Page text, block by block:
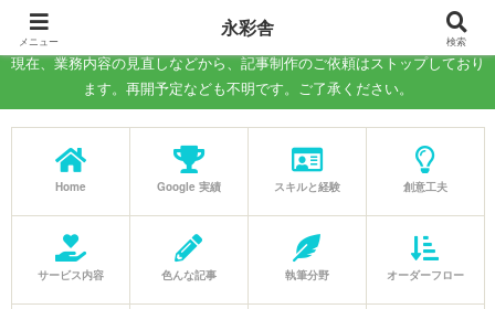
－WEB記事の執筆、コラム制作の代行－
現在、業務内容の見直しなどから、記事制作のご依頼はストップしており
ます。再開予定なども不明です。ご了承ください。
Home Google 実績 スキルと経験 創意工夫
サービス内容 色んな記事 執筆分野 オーダーフロー
メニュー
永彩舎
検索